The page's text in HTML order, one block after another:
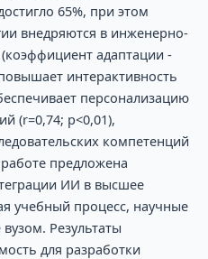
65%, при этом
внедряются в инженерно-
адаптации -
интерактивность
персонализацию
(r=0,74; p<0,01),
компетенций
предложена
ИИ в высшее
учебный процесс, научные
Результаты
для разработки